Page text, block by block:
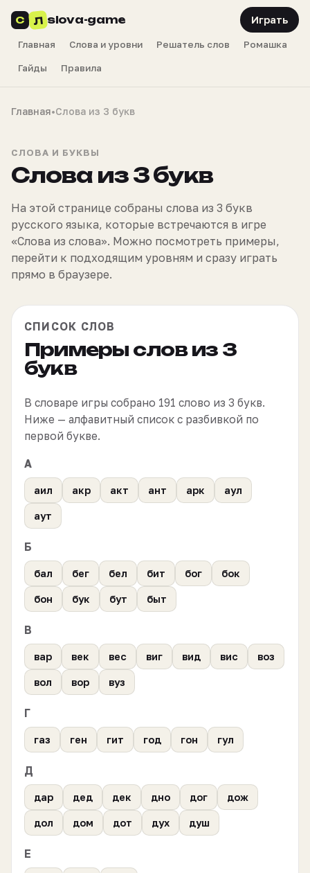
С Л slova-game
Главная Слова и уровни Решатель слов Ромашка
Гайды Правила
Играть
Главная•Слова из 3 букв
СЛОВА И БУКВЫ
Слова из 3 букв
На этой странице собраны слова из 3 букв
русского языка, которые встречаются в игре
«Слова из слова». Можно посмотреть примеры,
перейти к подходящим уровням и сразу играть
прямо в браузере.
СПИСОК СЛОВ
Примеры слов из 3
букв
В словаре игры собрано 191 слово из 3 букв.
Ниже — алфавитный список с разбивкой по
первой букве.
А
аил акр акт ант арк аул
аут
Б
бал бег бел бит бог бок
бон бук бут быт
В
вар век вес виг вид вис воз
вол вор вуз
Г
газ ген гит год гон гул
Д
дар дед дек дно дог дож
дол дом дот дух душ
Е